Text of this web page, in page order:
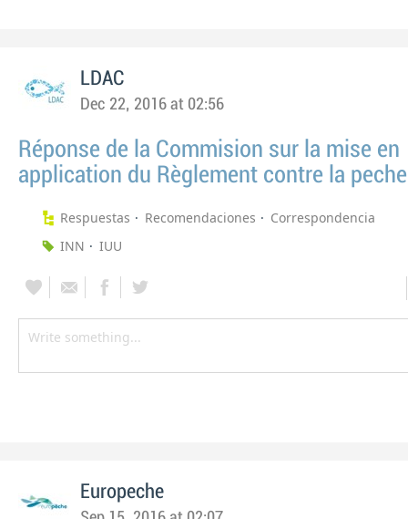
LDAC
Dec 22, 2016 at 02:56
Réponse de la Commision sur la mise en
application du Règlement contre la
Respuestas Recomendaciones
Correspondencia
INN
IUU
Europeche